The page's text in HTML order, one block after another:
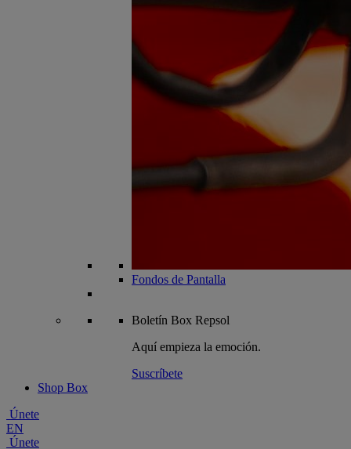
Fondos de Pantalla
Boletín Box Repsol
Aquí empieza la emoción.
Suscríbete
Shop Box
Únete
EN
Únete